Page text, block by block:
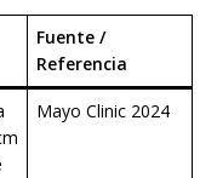
Fuente /
Referencia
Mayo Clinic 2024